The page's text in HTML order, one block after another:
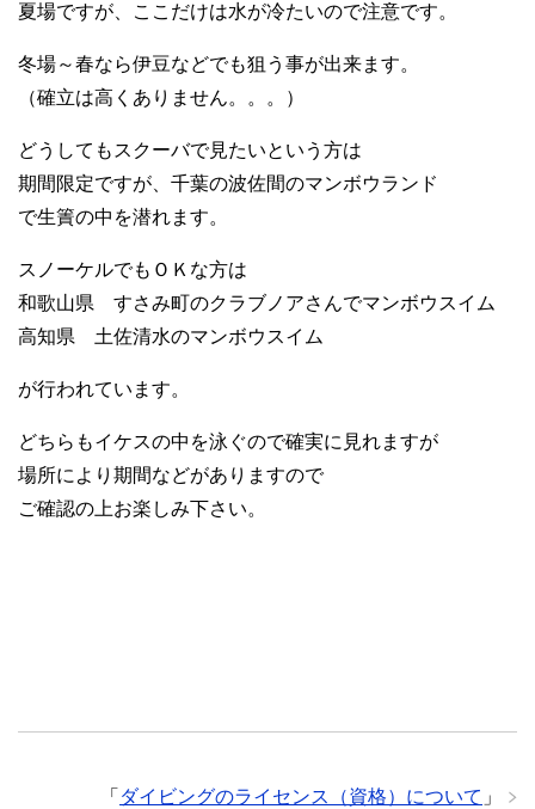
夏場ですが、ここだけは水が冷たいので注意です。
冬場～春なら伊豆などでも狙う事が出来ます。
（確立は高くありません。。。）
どうしてもスクーバで見たいという方は
期間限定ですが、千葉の波佐間のマンボウランド
で生簀の中を潜れます。
スノーケルでもＯＫな方は
和歌山県 すさみ町のクラブノアさんでマンボウスイム
高知県 土佐清水のマンボウスイム
が行われています。
どちらもイケスの中を泳ぐので確実に見れますが
場所により期間などがありますので
ご確認の上お楽しみ下さい。
「 ダイビングのライセンス（資格）について 」